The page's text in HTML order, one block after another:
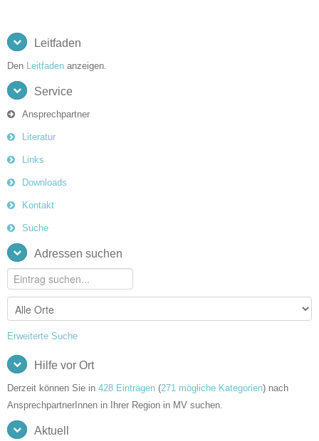
Leitfaden
Den Leitfaden anzeigen.
Service
Ansprechpartner
Literatur
Links
Downloads
Kontakt
Suche
Adressen suchen
Erweiterte Suche
Hilfe vor Ort
Derzeit können Sie in 428 Einträgen (271 mögliche Kategorien) nach
AnsprechpartnerInnen in Ihrer Region in MV suchen.
Aktuell